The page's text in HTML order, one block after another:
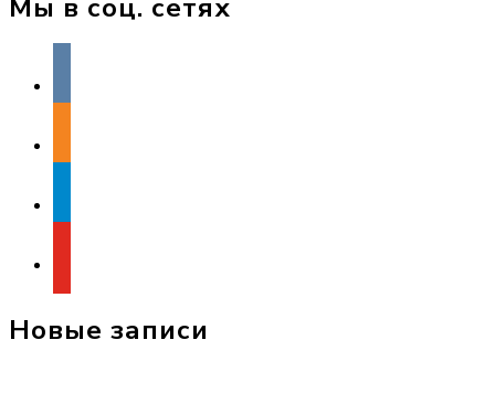
Мы в соц. сетях
Новые записи